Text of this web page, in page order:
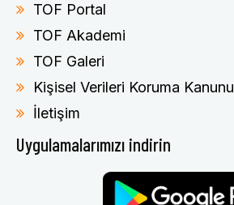
TOF Portal
TOF Akademi
TOF Galeri
Kişisel Verileri Koruma Kanunu
İletişim
Uygulamalarımızı indirin